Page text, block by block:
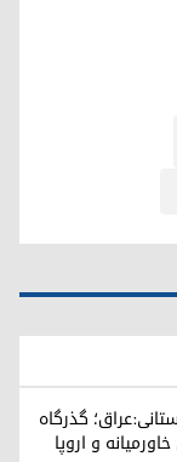
گذرگاه
و اروپا